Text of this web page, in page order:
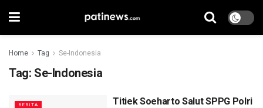
Home Tag Se-Indonesia
Tag: Se-Indonesia
BERITA
Titiek Soeharto Salut SPPG Polri